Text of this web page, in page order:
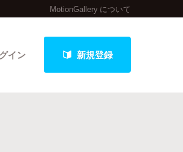
MotionGallery について
イン 新規登録